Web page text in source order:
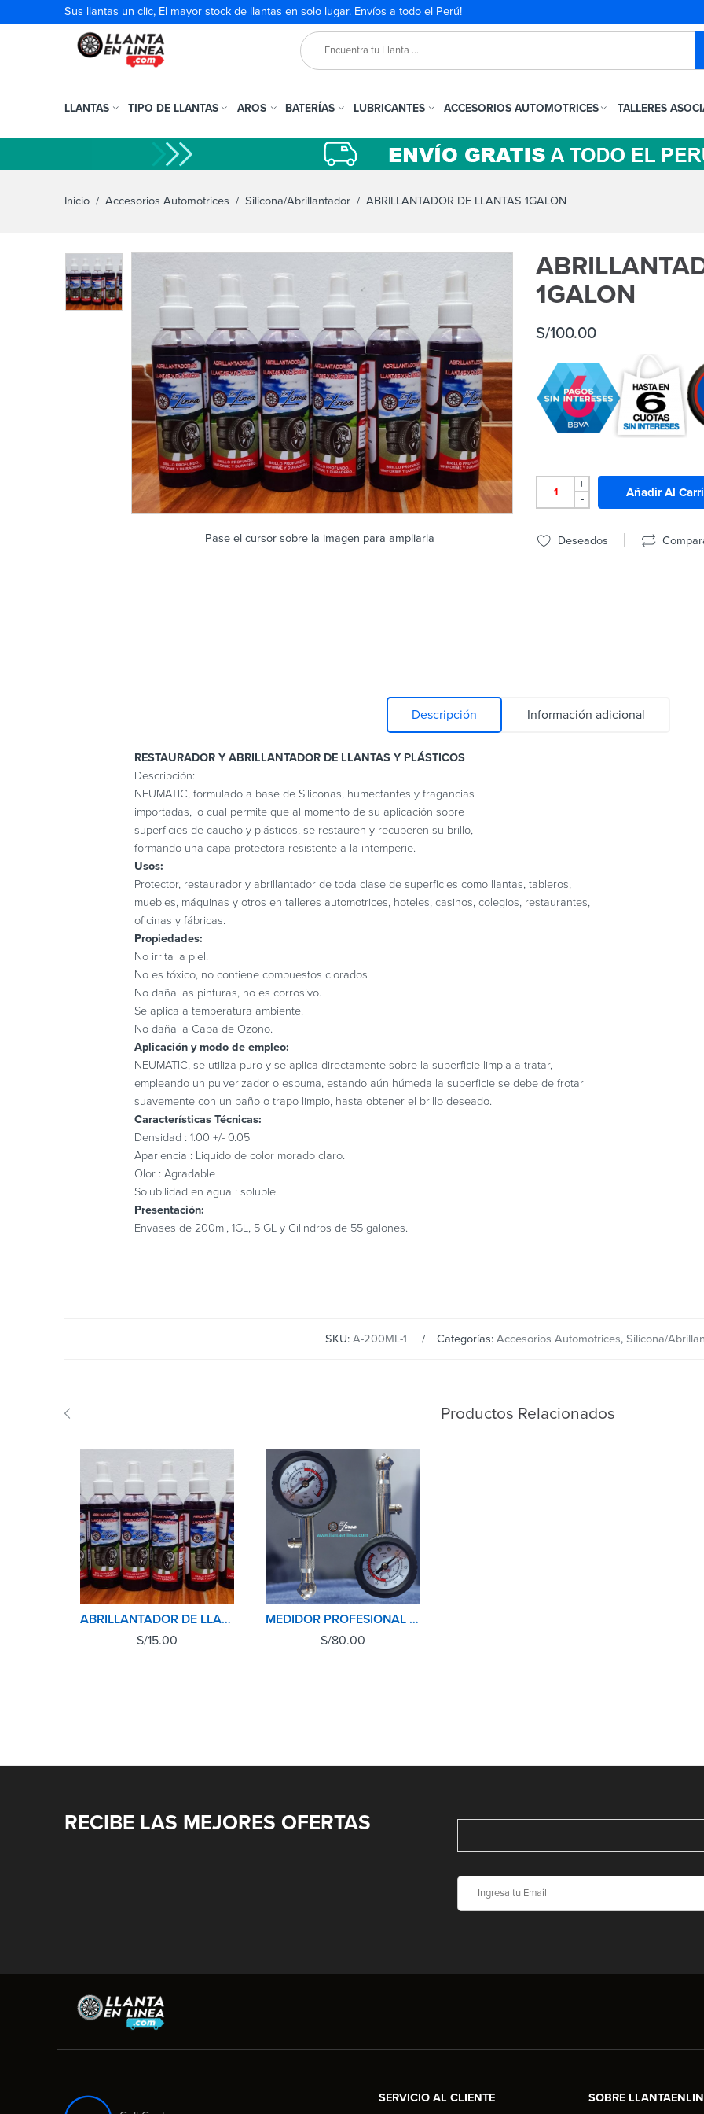
Sus llantas un clic, El mayor stock de llantas en solo lugar. Envíos a todo el Perú!
LLANTAS TIPO DE LLANTAS AROS BATERÍAS LUBRICANTES ACCESORIOS AUTOMOTRICES TALLERES
Inicio / Accesorios Automotrices / Silicona/Abrillantador / ABRILLANTADOR DE LLANTAS 1GALON
Pase el cursor sobre la imagen para ampliarla
1GALON
S/100.00
+
-
Añadir Al
Deseados
Descripción Información adicional
RESTAURADOR Y ABRILLANTADOR DE LLANTAS Y PLÁSTICOS
Descripción:
NEUMATIC, formulado a base de Siliconas, humectantes y fragancias
importadas, lo cual permite que al momento de su aplicación sobre
superficies de caucho y plásticos, se restauren y recuperen su brillo,
formando una capa protectora resistente a la intemperie.
Usos:
Protector, restaurador y abrillantador de toda clase de superficies como llantas, tableros,
muebles, máquinas y otros en talleres automotrices, hoteles, casinos, colegios, restaurantes,
oficinas y fábricas.
Propiedades:
No irrita la piel.
No es tóxico, no contiene compuestos clorados
No daña las pinturas, no es corrosivo.
Se aplica a temperatura ambiente.
No daña la Capa de Ozono.
Aplicación y modo de empleo:
NEUMATIC, se utiliza puro y se aplica directamente sobre la superficie limpia a tratar,
empleando un pulverizador o espuma, estando aún húmeda la superficie se debe de frotar
suavemente con un paño o trapo limpio, hasta obtener el brillo deseado.
Características Técnicas:
Densidad : 1.00 +/- 0.05
Apariencia : Liquido de color morado claro.
Olor : Agradable
Solubilidad en agua : soluble
Presentación:
Envases de 200ml, 1GL, 5 GL y Cilindros de 55 galones.
SKU: A-200ML-1 Categorías: Accesorios Automotrices, Silicona/
Productos Relacionados
ABRILLANTADOR DE LLANTAS 200ML
S/15.00
MEDIDOR PROFESIONAL RELOJ 0-100PSI PARA NEUMATICOS
S/80.00
RECIBE LAS MEJORES OFERTAS
SERVICIO AL CLIENTE SOBRE